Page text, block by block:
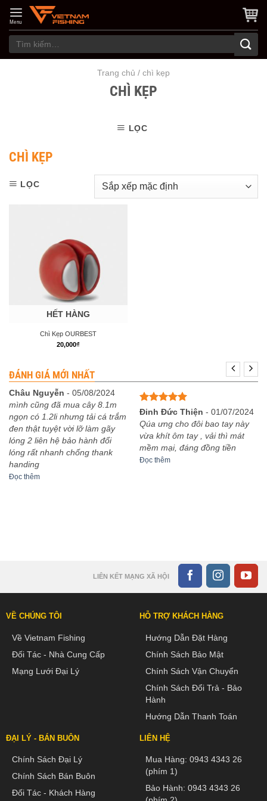
content
Menu
Tìm
kiếm:
Trang chủ / chì kẹp
CHÌ KẸP
LỌC
CHÌ KẸP
LỌC
HẾT HÀNG
Chì Kẹp OURBEST
20,000₫
ĐÁNH GIÁ MỚI NHẤT
Châu Nguyễn - 05/08/2024
mình cũng đã mua cây 8.1m
ngọn có 1.2li nhưng tải cá trắm
đen thật tuyệt vời lỡ làm gãy
lóng 2 liên hệ bảo hành đổi
lóng rất nhanh chống thank
handing
Đọc thêm
Được xếp
hạng
sao
Đinh Đức Thiện - 01/07/2024
Qúa ưng cho đôi bao tay này
vừa khít ôm tay , vải thì mát
mềm mại, đáng đồng tiền
Đọc thêm
LIÊN KẾT MẠNG XÃ HỘI
VỀ CHÚNG TÔI
Về Vietnam Fishing
Đối Tác - Nhà Cung Cấp
Mạng Lưới Đại Lý
HỖ TRỢ KHÁCH HÀNG
Hướng Dẫn Đặt Hàng
Chính Sách Bảo Mật
Chính Sách Vận Chuyển
Chính Sách Đổi Trả - Bảo
Hành
Hướng Dẫn Thanh Toán
ĐẠI LÝ - BÁN BUÔN
Chính Sách Đại Lý
Chính Sách Bán Buôn
Đối Tác - Khách Hàng
LIÊN HỆ
Mua Hàng: 0943 4343 26
(phím 1)
Bảo Hành: 0943 4343 26